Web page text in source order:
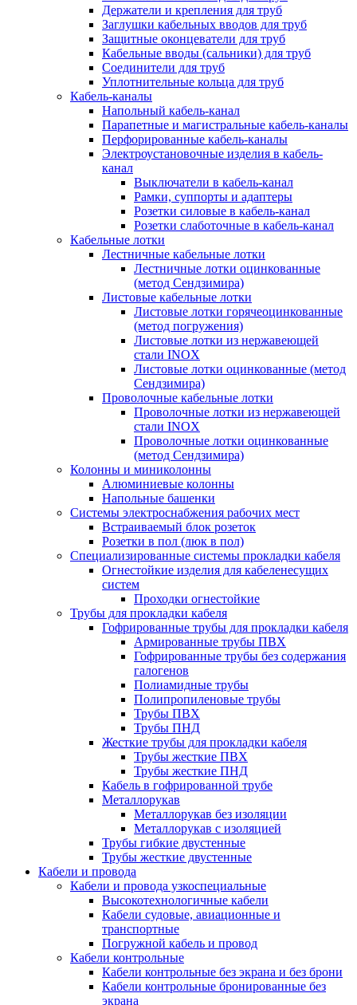
Держатели и крепления для труб
Заглушки кабельных вводов для труб
Защитные оконцеватели для труб
Кабельные вводы (сальники) для труб
Соединители для труб
Уплотнительные кольца для труб
Кабель-каналы
Напольный кабель-канал
Парапетные и магистральные кабель-каналы
Перфорированные кабель-каналы
Электроустановочные изделия в кабель-
канал
Выключатели в кабель-канал
Рамки, суппорты и адаптеры
Розетки силовые в кабель-канал
Розетки слаботочные в кабель-канал
Кабельные лотки
Лестничные кабельные лотки
Лестничные лотки оцинкованные
(метод Сендзимира)
Листовые кабельные лотки
Листовые лотки горячеоцинкованные
(метод погружения)
Листовые лотки из нержавеющей
стали INOX
Листовые лотки оцинкованные (метод
Сендзимира)
Проволочные кабельные лотки
Проволочные лотки из нержавеющей
стали INOX
Проволочные лотки оцинкованные
(метод Сендзимира)
Колонны и миниколонны
Алюминиевые колонны
Напольные башенки
Системы электроснабжения рабочих мест
Встраиваемый блок розеток
Розетки в пол (люк в пол)
Специализированные системы прокладки кабеля
Огнестойкие изделия для кабеленесущих
систем
Проходки огнестойкие
Трубы для прокладки кабеля
Гофрированные трубы для прокладки кабеля
Армированные трубы ПВХ
Гофрированные трубы без содержания
галогенов
Полиамидные трубы
Полипропиленовые трубы
Трубы ПВХ
Трубы ПНД
Жесткие трубы для прокладки кабеля
Трубы жесткие ПВХ
Трубы жесткие ПНД
Кабель в гофрированной трубе
Металлорукав
Металлорукав без изоляции
Металлорукав с изоляцией
Трубы гибкие двустенные
Трубы жесткие двустенные
Кабели и провода
Кабели и провода узкоспециальные
Высокотехнологичные кабели
Кабели судовые, авиационные и
транспортные
Погружной кабель и провод
Кабели контрольные
Кабели контрольные без экрана и без брони
Кабели контрольные бронированные без
экрана